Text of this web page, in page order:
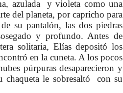
azulada y violeta como una
del planeta, por capricho para
su pantalón, las dos piedras
y profundo. Antes de
solitaria, Elías depositó los
en la cuneta. A los pocos
púrpuras desaparecieron y
chaqueta le sobresaltó con su